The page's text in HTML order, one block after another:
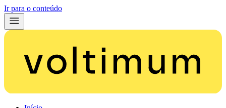
Ir para o conteúdo